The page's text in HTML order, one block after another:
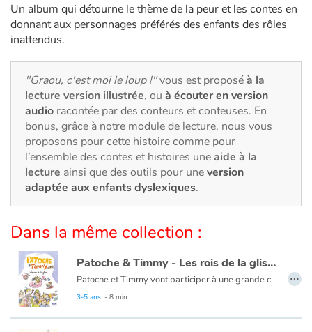
Art, espace, activité
En famille
Quotidien et loisirs
À l'école
Fêtes et évènements
Amour et amitié
Sujets de société
Émotions et sentiments
Un album qui détourne le thème de la peur et les contes en
donnant aux personnages préférés des enfants des rôles
inattendus.
"Graou, c'est moi le loup !"vous est proposéà la
lecture version illustrée, ou à écouter en version
audio racontée par des conteurs et conteuses. En
bonus, grâce à notre module de lecture, nous vous
proposons pour cette histoire comme pour
l’ensemble des contes et histoires uneaide à la
lecture ainsi que des outils pour uneversion
adaptée aux enfants dyslexiques.
Dans la même collection :
Patoche & Timmy - Les rois de la glisse
Patoche et Timmy vont participer à une grande compétition de luge à la montagne. Pour mettre toutes les chances de leur côté, ils doivent bien s’équiper. Direction : la boutique de sports ! Mais problème, il ne reste plus qu'une luge en vente... Ni une, ni deux, on prend ce qu'il y a, le temps presse... Le public est au rendez-vous, SNOW TV retransmet le grand événement… et c’est parti !
3-5 ans - 8 min
…